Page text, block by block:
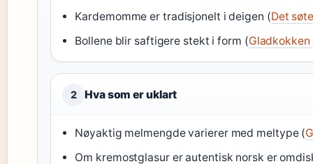
Kardemomme er tradisjonelt i deigen (Det
Bollene blir saftigere stekt i form (
2 Hva som er uklart
Nøyaktig melmengde varierer med meltype (
Om kremostglasur er autentisk norsk er